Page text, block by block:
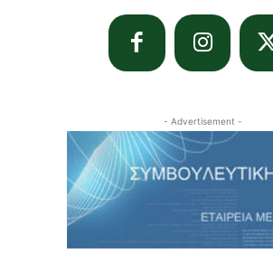
- Advertisement -